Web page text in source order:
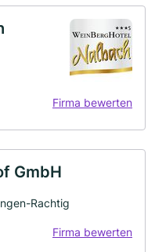
Firma bewerten
GmbH
Rachtig
Firma bewerten